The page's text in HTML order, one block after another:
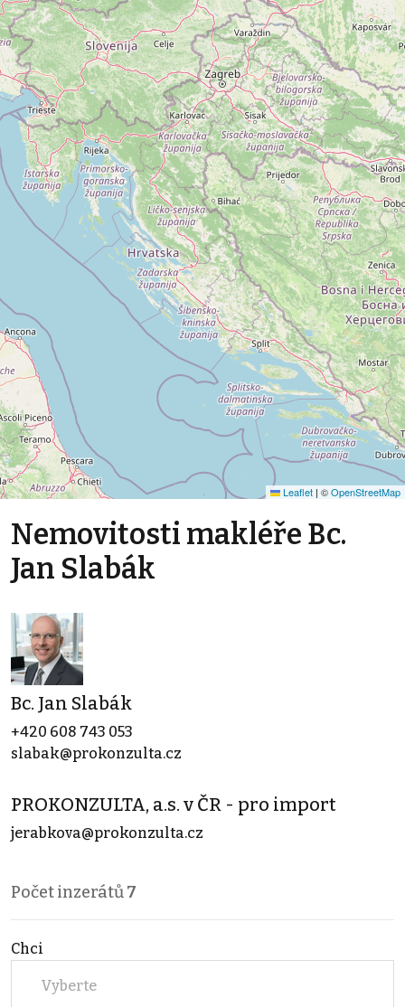
Leaflet | ©OpenStreetMap
Nemovitosti makléře Bc.
Jan Slabák
Bc. Jan Slabák
+420 608 743 053
slabak@prokonzulta.cz
PROKONZULTA, a.s. v ČR - pro import
jerabkova@prokonzulta.cz
Počet inzerátů7
Chci
Vyberte